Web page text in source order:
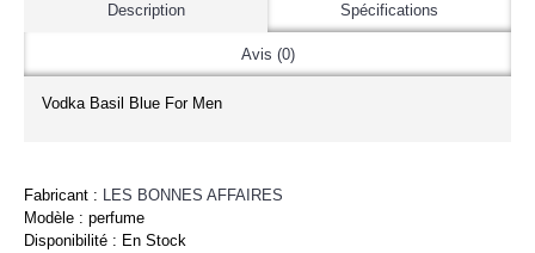
Description Spécifications
Avis (0)
Vodka Basil Blue For Men
Fabricant : LES BONNES AFFAIRES
Modèle : perfume
Disponibilité : En Stock